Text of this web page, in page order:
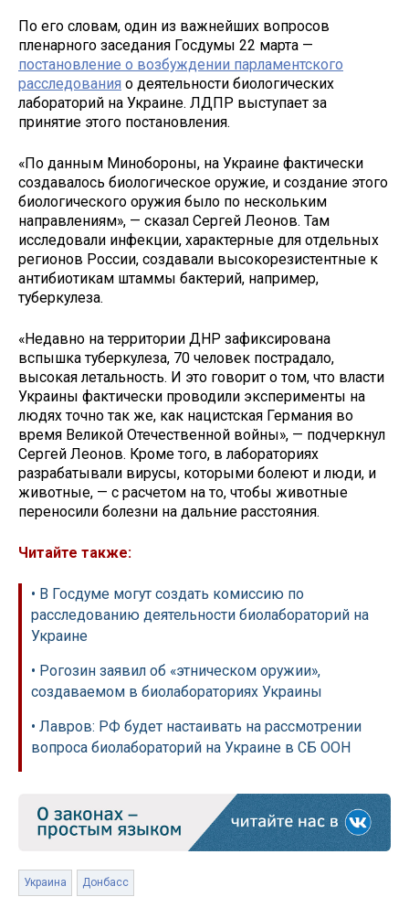
По его словам, один из важнейших вопросов
пленарного заседания Госдумы 22 марта —
постановление о возбуждении парламентского
расследования о деятельности биологических
лабораторий на Украине. ЛДПР выступает за
принятие этого постановления.
«По данным Минобороны, на Украине фактически
создавалось биологическое оружие, и создание этого
биологического оружия было по нескольким
направлениям», — сказал Сергей Леонов. Там
исследовали инфекции, характерные для отдельных
регионов России, создавали высокорезистентные к
антибиотикам штаммы бактерий, например,
туберкулеза.
«Недавно на территории ДНР зафиксирована
вспышка туберкулеза, 70 человек пострадало,
высокая летальность. И это говорит о том, что власти
Украины фактически проводили эксперименты на
людях точно так же, как нацистская Германия во
время Великой Отечественной войны», — подчеркнул
Сергей Леонов. Кроме того, в лабораториях
разрабатывали вирусы, которыми болеют и люди, и
животные, — с расчетом на то, чтобы животные
переносили болезни на дальние расстояния.
Читайте также:
• В Госдуме могут создать комиссию по
расследованию деятельности биолабораторий на
Украине
• Рогозин заявил об «этническом оружии»,
создаваемом в биолабораториях Украины
• Лавров: РФ будет настаивать на рассмотрении
вопроса биолабораторий на Украине в СБ ООН
Украина Донбасс